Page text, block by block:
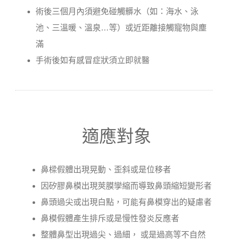
術後三個月內須避免碰觸髒水（如：海水、泳
池、三溫暖、溫泉…等）或近距離接觸寵物與塵
滿
手術後如有感冒症狀須立即就醫
適應對象
鼻樑假體出現晃動、歪斜或是位移者
因矽膠鼻模出現莢膜孿縮而導致鼻頭縮短變形者
鼻頭過尖或出現白點，可能有鼻模穿出的疑慮者
鼻模假體產生排斥或是慢性發炎反應者
整體鼻型出現過尖、過細， 或是過高等不自然